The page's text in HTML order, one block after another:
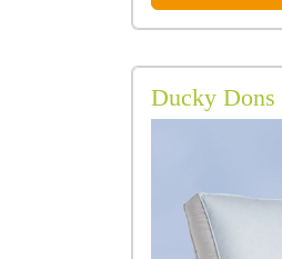
Ducky Dons